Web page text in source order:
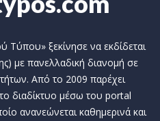
Τύπου» ξεκίνησε να εκδίδεται
με πανελλαδική διανομή σε
Από το 2009 παρέχει
διαδίκτυο μέσω του portal
ανανεώνεται καθημερινά και